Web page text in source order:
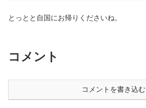
とっとと自国にお帰りくださいね。
コメント
コメントを書き込む